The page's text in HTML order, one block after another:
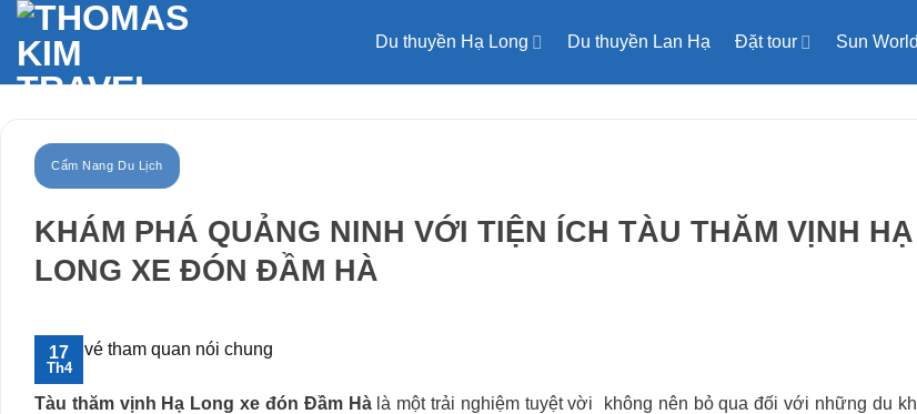
Bỏ
qua
nội
Du thuyền Hạ Long Du thuyền Lan Hạ Đặt tour Sun World
Cẩm Nang Du Lịch
KHÁM PHÁ QUẢNG NINH VỚI TIỆN ÍCH TÀU THĂM VỊNH HẠ
LONG XE ĐÓN ĐẦM HÀ
17
Th4
Tàu thăm vịnh Hạ Long xe đón Đầm Hà là một trải nghiệm tuyệt vời không nên bỏ qua đối với những du